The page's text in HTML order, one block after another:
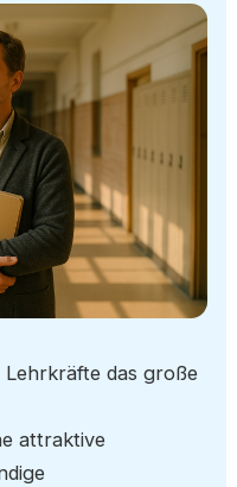
das große
attraktive